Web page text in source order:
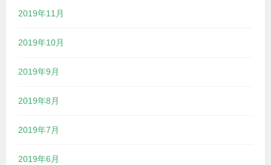
2019年11月
2019年10月
2019年9月
2019年8月
2019年7月
2019年6月